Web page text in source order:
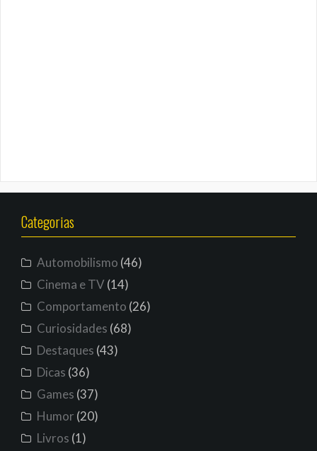
Categorias
Automobilismo (46)
Cinema e TV(14)
Comportamento (26)
Curiosidades (68)
Destaques (43)
Dicas (36)
Games (37)
Humor (20)
Livros (1)